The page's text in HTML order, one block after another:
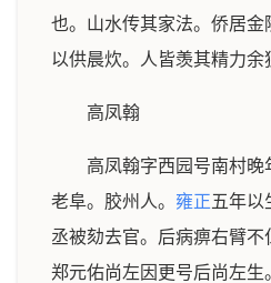
也。山水传其家法。侨居金
以供晨炊。人皆羡其精力余
高凤翰
高凤翰字西园号南村
老阜。胶州人。 雍正五年以
丞被劾去官。后病痹右臂不
郑元佑尚左因更号后尚左